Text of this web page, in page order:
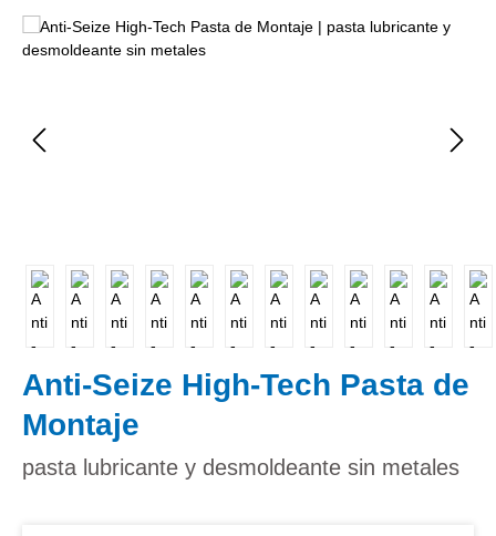
Omitir galería de imágenes
Anti-Seize High-Tech Pasta de
Montaje
pasta lubricante y desmoldeante sin metales